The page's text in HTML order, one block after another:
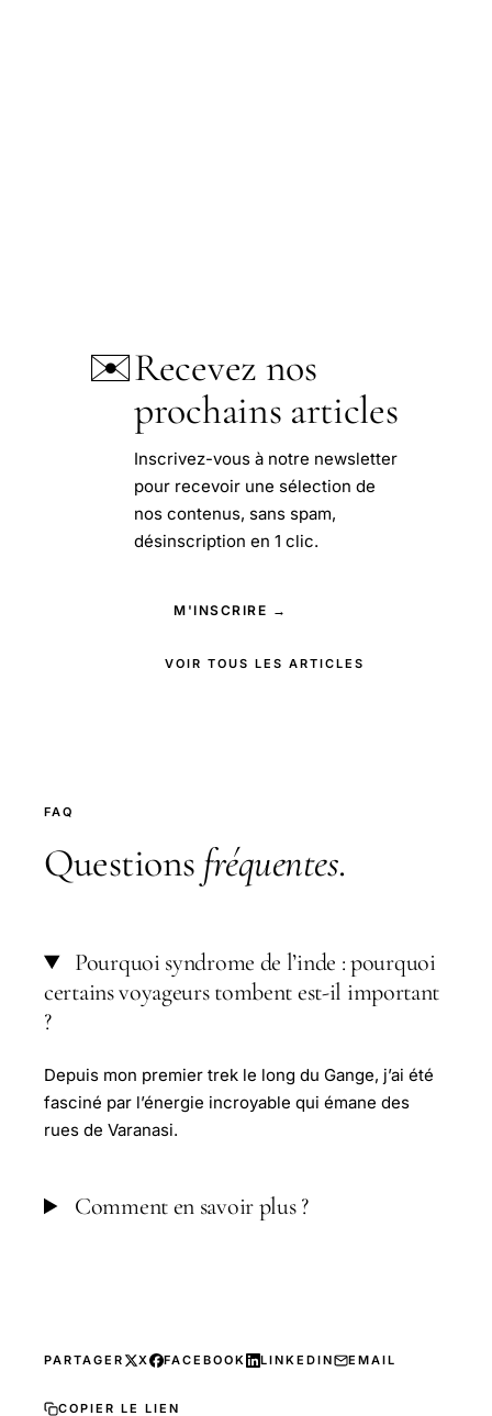
✉️Recevez nos
prochains articles
Inscrivez-vous à notre newsletter
pour recevoir une sélection de
nos contenus, sans spam,
désinscription en 1 clic.
M'INSCRIRE →
VOIR TOUS LES ARTICLES
FAQ
Questions fréquentes.
Pourquoi syndrome de l’inde : pourquoi
certains voyageurs tombent est-il important
?
Depuis mon premier trek le long du Gange, j’ai été
fasciné par l’énergie incroyable qui émane des
rues de Varanasi.
Comment en savoir plus ?
PARTAGER X FACEBOOK LINKEDIN EMAIL
COPIER LE LIEN